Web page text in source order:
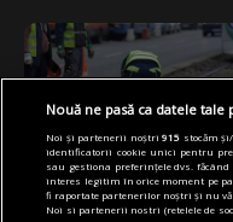
Nouă ne pasă ca datele
Noi și partenerii noștri915 stocăm
identificatorii cookie unici pentru
sau gestiona preferințele dvs.
interes legitim în orice moment pe
fi raportate partenerilor noștri și nu vă
Noi si partenerii nostri (retelele de